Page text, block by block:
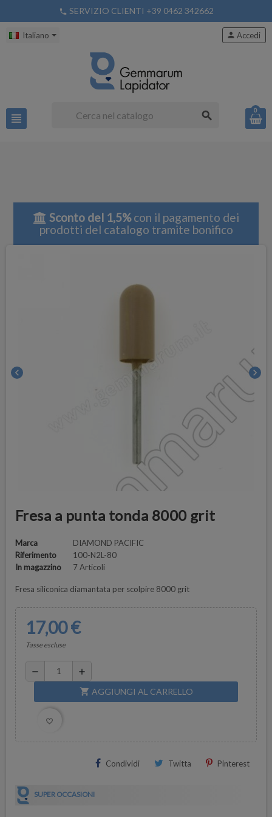
phone SERVIZIO CLIENTI +39 0462 342662
Italiano
view_headline search
person Accedi
0
Sconto del 1,5%con il pagamento dei
prodotti del catalogo tramite bonifico
chevron_left chevron_right
Fresa a punta tonda 8000 grit
Marca
DIAMOND PACIFIC
Riferimento
100-N2L-80
In magazzino
7 Articoli
Fresa siliconica diamantata per scolpire 8000 grit
17,00 €
Tasse escluse
remove add
shopping_cart AGGIUNGI AL CARRELLO
favorite_border
Condividi Twitta Pinterest
SUPER OCCASIONI